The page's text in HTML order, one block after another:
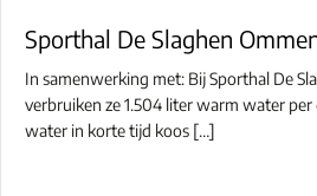
Sporthal De Slaghen
In samenwerking met: Bij Sporthal De
verbruiken ze 1.504 liter warm water per
water in korte tijd koos […]